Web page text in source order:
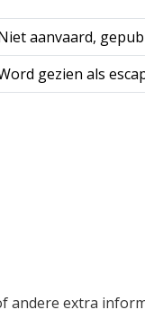
aanvaard,
gezien als
andere extra